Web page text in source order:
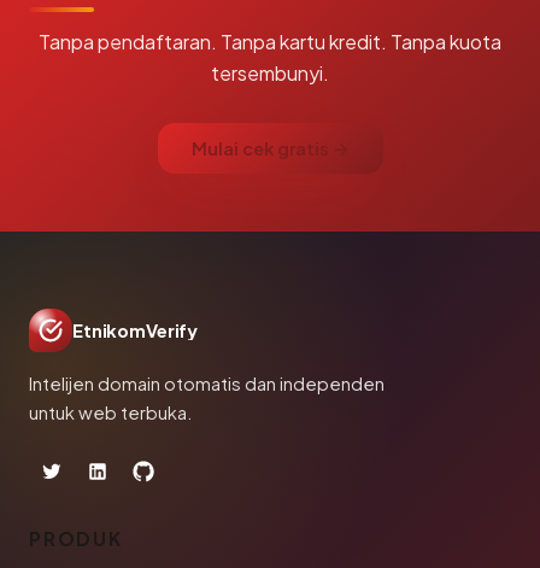
Tanpa pendaftaran. Tanpa kartu kredit. Tanpa kuota
tersembunyi.
Mulai cek gratis →
EtnikomVerify
Intelijen domain otomatis dan independen
untuk web terbuka.
PRODUK